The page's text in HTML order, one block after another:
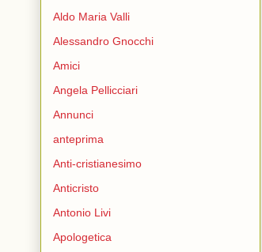
Aldo Maria Valli
Alessandro Gnocchi
Amici
Angela Pellicciari
Annunci
anteprima
Anti-cristianesimo
Anticristo
Antonio Livi
Apologetica